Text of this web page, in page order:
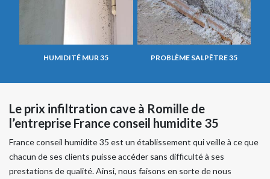
HUMIDITÉ MUR 35 PROBLÈME SALPÊTRE 35
Le prix infiltration cave à Romille de
l’entreprise France conseil humidite 35
France conseil humidite 35 est un établissement qui veille à ce que
chacun de ses clients puisse accéder sans difficulté à ses
prestations de qualité. Ainsi, nous faisons en sorte de nous